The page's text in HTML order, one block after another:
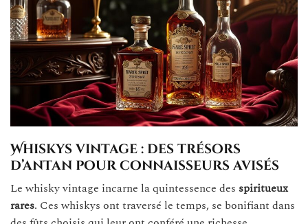
Whiskys vintage : des trésors
d’antan pour connaisseurs avisés
Le whisky vintage incarne la quintessence des spiritueux
rares. Ces whiskys ont traversé le temps, se bonifiant dans